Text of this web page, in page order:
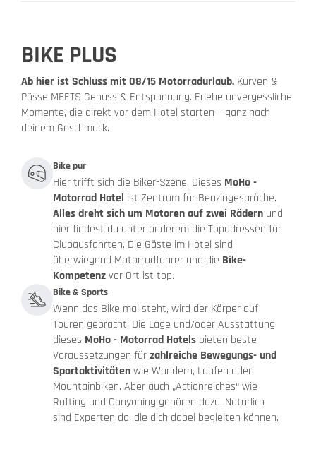
BIKE PLUS
Ab hier ist Schluss mit 08/15 Motorradurlaub. Kurven &
Pässe MEETS Genuss & Entspannung. Erlebe unvergessliche
Momente, die direkt vor dem Hotel starten – ganz nach
deinem Geschmack.
Bike pur
Hier trifft sich die Biker-Szene. Dieses MoHo -
Motorrad Hotel ist Zentrum für Benzingespräche.
Alles dreht sich um Motoren auf zwei Rädern und
hier findest du unter anderem die Topadressen für
Clubausfahrten. Die Gäste im Hotel sind
überwiegend Motorradfahrer und die Bike-
Kompetenzvor Ort ist top.
Bike & Sports
Wenn das Bike mal steht, wird der Körper auf
Touren gebracht. Die Lage und/oder Ausstattung
dieses MoHo - Motorrad Hotels bieten beste
Voraussetzungen fürzahlreiche Bewegungs- und
Sportaktivitätenwie Wandern, Laufen oder
Mountainbiken. Aber auch „Actionreiches“ wie
Rafting und Canyoning gehören dazu. Natürlich
sind Experten da, die dich dabei begleiten können.